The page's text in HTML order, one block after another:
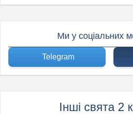
Ми у соціальних
Telegram
Інші свята 2